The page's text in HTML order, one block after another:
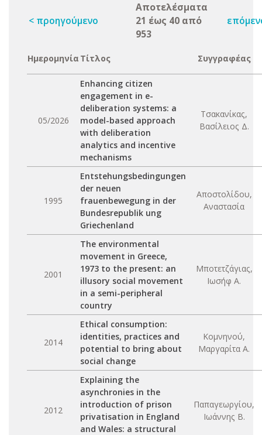
< προηγούμενο
Αποτελέσματα
21 έως 40 από
953
Ημερομηνία Τίτλος Συγγραφέας
05/2026
Enhancing citizen
engagement in e-
deliberation systems: a
model-based approach
with deliberation
analytics and incentive
mechanisms
Τσακανίκας,
Βασίλειος Δ.
1995
Entstehungsbedingungen
der neuen
frauenbewegung in der
Bundesrepublik ung
Griechenland
Αποστολίδου,
Αναστασία
2001
The environmental
movement in Greece,
1973 to the present: an
illusory social movement
in a semi-peripheral
country
Μποτετζάγιας,
Ιωσήφ Α.
2014
Ethical consumption:
identities, practices and
potential to bring about
social change
Κομνηνού,
Μαργαρίτα Α.
2012
Explaining the
asynchronies in the
introduction of prison
privatisation in England
and Wales: a structural
Παπαγεωργίου,
Ιωάννης Β.